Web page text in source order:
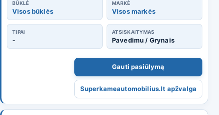
BŪKLĖ
Visos būklės
MARKĖ
Visos markės
TIPAI
-
ATSISKAITYMAS
Pavedimu / Grynais
Gauti pasiūlymą
Superkameautomobilius.lt apžvalga